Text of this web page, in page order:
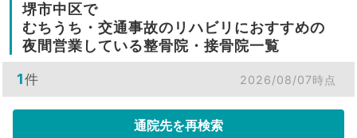
堺市中区で
むちうち・交通事故のリハビリにおすすめの
夜間営業している整骨院・接骨院一覧
1件 2026/08/07時点
通院先を再検索